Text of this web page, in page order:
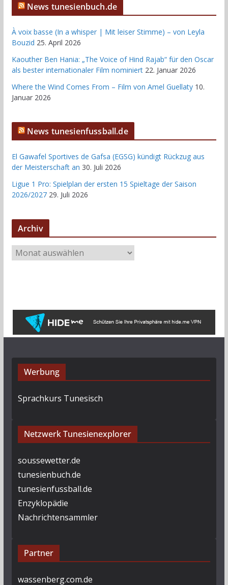
News tunesienbuch.de
À voix basse (In a whisper | Mit leiser Stimme) – von Leyla
Bouzid 25. April 2026
Kaouther Ben Hania: „The Voice of Hind Rajab“ für den Oscar
als bester internationaler Film nominiert 22. Januar 2026
Where the Wind Comes From – Film von Amel Guellaty 10.
Januar 2026
News tunesienfussball.de
El Gawafel Sportives de Gafsa (EGSG) kündigt Rückzug aus
der Meisterschaft an 30. Juli 2026
Ligue 1 Pro: Spielplan der ersten 15 Spieltage der Saison
2026/2027 29. Juli 2026
Archiv
r
Werbung
Sprachkurs Tunesisch
Netzwerk Tunesienexplorer
soussewetter.de
tunesienbuch.de
tunesienfussball.de
Enzyklopädie
Nachrichtensammler
Partner
wassenberg.com.de